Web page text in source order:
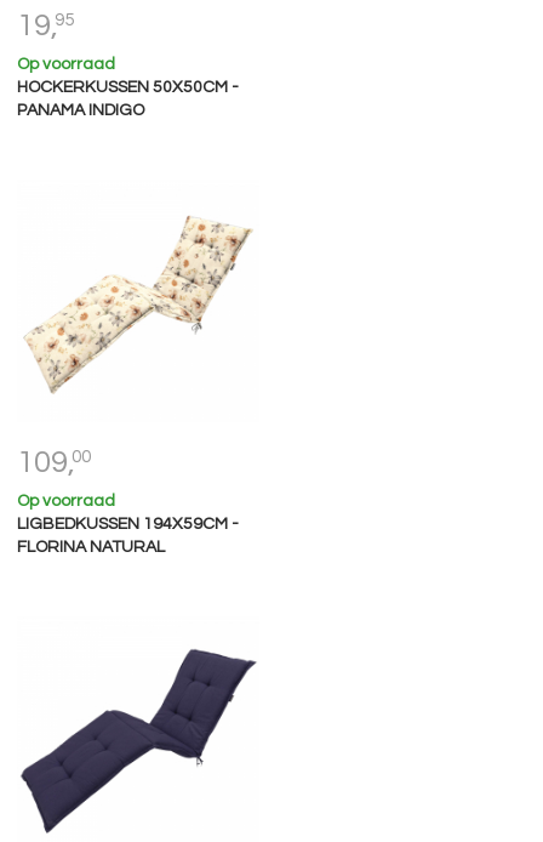
19,95
Op voorraad
HOCKERKUSSEN 50X50CM -
PANAMA INDIGO
109,00
Op voorraad
LIGBEDKUSSEN 194X59CM -
FLORINA NATURAL